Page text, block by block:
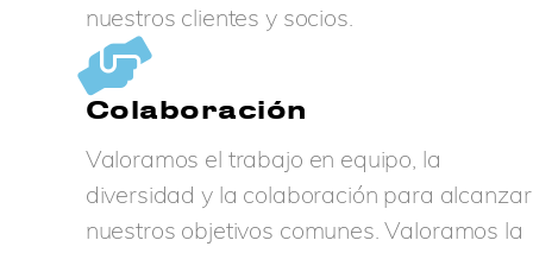
nuestros clientes y socios.
Colaboración
Valoramos el trabajo en equipo, la
diversidad y la colaboración para alcanzar
nuestros objetivos comunes. Valoramos la